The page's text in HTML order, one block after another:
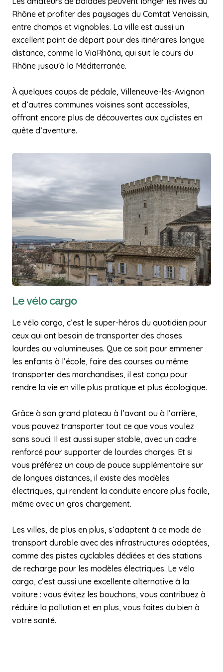
Rhône et profiter des paysages du Comtat Venaissin,
entre champs et vignobles. La ville est aussi un
excellent point de départ pour des itinéraires longue
distance, comme la ViaRhôna, qui suit le cours du
Rhône jusqu'à la Méditerranée.
À quelques coups de pédale, Villeneuve-lès-Avignon
et d’autres communes voisines sont accessibles,
offrant encore plus de découvertes aux cyclistes en
quête d’aventure.
Le vélo cargo
Le vélo cargo, c’est le super-héros du quotidien pour
ceux qui ont besoin de transporter des choses
lourdes ou volumineuses. Que ce soit pour emmener
les enfants à l’école, faire des courses ou même
transporter des marchandises, il est conçu pour
rendre la vie en ville plus pratique et plus écologique.
Grâce à son grand plateau à l’avant ou à l’arrière,
vous pouvez transporter tout ce que vous voulez
sans souci. Il est aussi super stable, avec un cadre
renforcé pour supporter de lourdes charges. Et si
vous préférez un coup de pouce supplémentaire sur
de longues distances, il existe des modèles
électriques, qui rendent la conduite encore plus facile,
même avec un gros chargement.
Les villes, de plus en plus, s’adaptent à ce mode de
transport durable avec des infrastructures adaptées,
comme des pistes cyclables dédiées et des stations
de recharge pour les modèles électriques. Le vélo
cargo, c’est aussi une excellente alternative à la
voiture : vous évitez les bouchons, vous contribuez à
réduire la pollution et en plus, vous faites du bien à
votre santé.